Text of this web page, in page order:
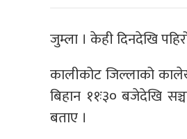
जुम्ला । केही दिनदेखि
कालीकोट जिल्लाको
बिहान ११ः३० बजेदेखि
बताए ।